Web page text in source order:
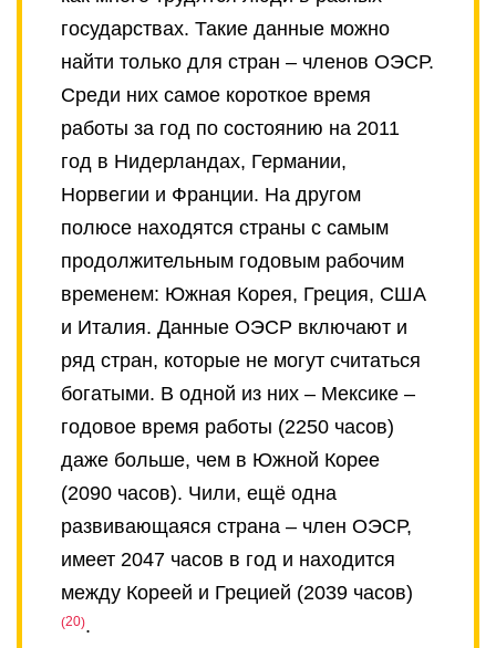
государствах. Такие данные можно
найти только для стран – членов ОЭСР.
Среди них самое короткое время
работы за год по состоянию на 2011
год в Нидерландах, Германии,
Норвегии и Франции. На другом
полюсе находятся страны с самым
продолжительным годовым рабочим
временем: Южная Корея, Греция, США
и Италия. Данные ОЭСР включают и
ряд стран, которые не могут считаться
богатыми. В одной из них – Мексике –
годовое время работы (2250 часов)
даже больше, чем в Южной Корее
(2090 часов). Чили, ещё одна
развивающаяся страна – член ОЭСР,
имеет 2047 часов в год и находится
между Кореей и Грецией (2039 часов)
20 .